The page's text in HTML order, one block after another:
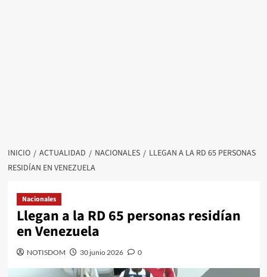
INICIO ACTUALIDAD NACIONALES
LLEGAN A LA RD 65 PERSONAS
RESIDÍAN EN VENEZUELA
Nacionales
Llegan a la RD 65 personas residían
en Venezuela
NOTISDOM 30 junio 2026 0